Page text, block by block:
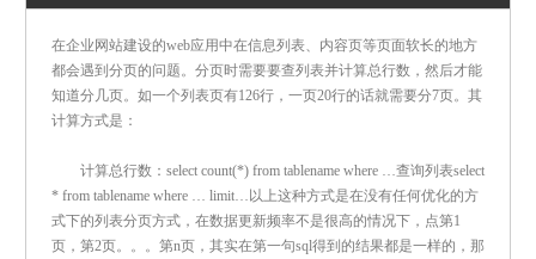
在企业网站建设的web应用中在信息列表、内容页等页面软长的地方
都会遇到分页的问题。分页时需要要查列表并计算总行数，然后才能
知道分几页。如一个列表页有126行，一页20行的话就需要分7页。其
计算方式是：
计算总行数：select count(*) from tablename where …查询列表select
* from tablename where … limit…以上这种方式是在没有任何优化的方
式下的列表分页方式，在数据更新频率不是很高的情况下，点第1
页，第2页。。。第n页，其实在第一句sql得到的结果都是一样的，那